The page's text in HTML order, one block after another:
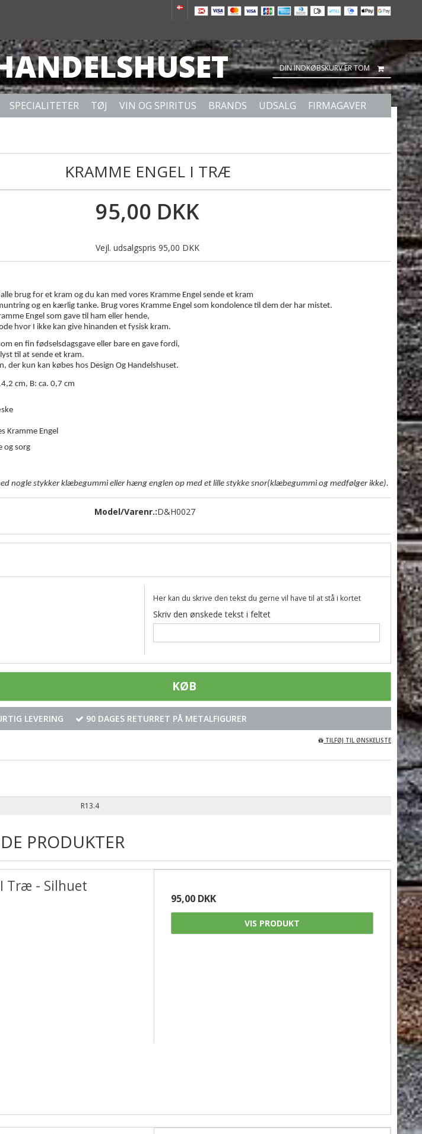
DIN INDKØBSKURV ER TOM
SPECIALITETER TØJ VIN OG SPIRITUS BRANDS UDSALG FIRMAGAVER
KRAMME ENGEL I TRÆ
95,00 DKK
Vejl. udsalgspris 95,00 DKK
brug for et kram og du kan med vores Kramme Engel sende et kram
og en kærlig tanke. Brug vores Kramme Engel som kondolence til dem der har mistet.
Engel som gave til ham eller hende,
hvor I ikke kan give hinanden et fysisk kram.
en fin fødselsdagsgave eller bare en gave fordi,
til at sende et kram.
der kun kan købes hos Design Og Handelshuset.
cm, B: ca. 0,7 cm
Kramme Engel
og sorg
nogle stykker klæbegummi eller hæng englen op med et lille stykke snor(klæbegummi og medfølger ikke).
Model/Varenr.:D&H0027
Her kan du skrive den tekst du gerne vil have til at stå i kortet
Skriv den ønskede tekst i feltet
KØB
LEVERING 90 DAGES RETURRET PÅ METALFIGURER
TILFØJ TIL ØNSKELISTE
R13.4
PRODUKTER
Træ - Silhuet
95,00 DKK
VIS PRODUKT